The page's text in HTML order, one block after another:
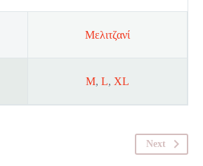
Μελιτζανί
M, L, XL
Next